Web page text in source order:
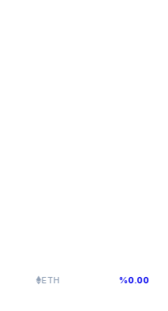
$1.915,91